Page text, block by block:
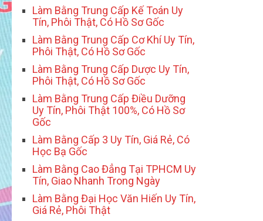
Làm Bằng Trung Cấp Kế Toán Uy
Tín, Phôi Thật, Có Hồ Sơ Gốc
Làm Bằng Trung Cấp Cơ Khí Uy Tín,
Phôi Thật, Có Hồ Sơ Gốc
Làm Bằng Trung Cấp Dược Uy Tín,
Phôi Thật, Có Hồ Sơ Gốc
Làm Bằng Trung Cấp Điều Dưỡng
Uy Tín, Phôi Thật 100%, Có Hồ Sơ
Gốc
Làm Bằng Cấp 3 Uy Tín, Giá Rẻ, Có
Học Bạ Gốc
Làm Bằng Cao Đẳng Tại TPHCM Uy
Tín, Giao Nhanh Trong Ngày
Làm Bằng Đại Học Văn Hiến Uy Tín,
Giá Rẻ, Phôi Thật